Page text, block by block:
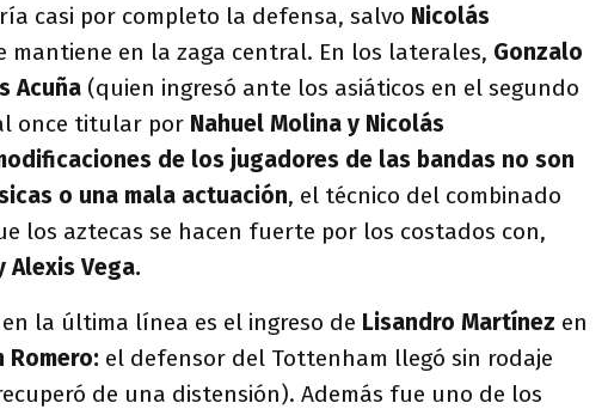
casi por completo la defensa, salvo Nicolás
mantiene en la zaga central. En los laterales, Gonzalo
Acuña (quien ingresó ante los asiáticos en el segundo
once titular por Nahuel Molina y Nicolás
de los jugadores de las bandas no son
o una mala actuación, el técnico del combinado
los aztecas se hacen fuerte por los costados con,
Alexis Vega.
la última línea es el ingreso de Lisandro Martínez en
Romero: el defensor del Tottenham llegó sin rodaje
de una distensión). Además fue uno de los